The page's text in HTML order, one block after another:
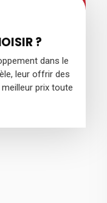
?
dans le
leur offrir des
prix toute